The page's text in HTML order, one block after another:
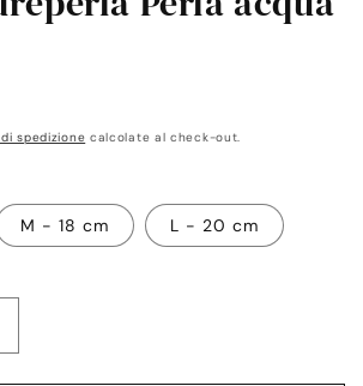
spedizione calcolate al check-out.
M - 18 cm L - 20 cm